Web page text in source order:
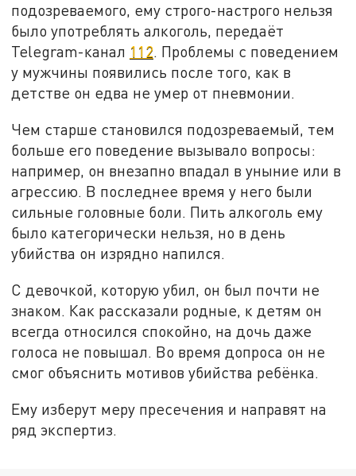
подозреваемого, ему строго-настрого нельзя
было употреблять алкоголь, передаёт
Telegram-канал 112. Проблемы с поведением
у мужчины появились после того, как в
детстве он едва не умер от пневмонии.
Чем старше становился подозреваемый, тем
больше его поведение вызывало вопросы:
например, он внезапно впадал в уныние или в
агрессию. В последнее время у него были
сильные головные боли. Пить алкоголь ему
было категорически нельзя, но в день
убийства он изрядно напился.
С девочкой, которую убил, он был почти не
знаком. Как рассказали родные, к детям он
всегда относился спокойно, на дочь даже
голоса не повышал. Во время допроса он не
смог объяснить мотивов убийства ребёнка.
Ему изберут меру пресечения и направят на
ряд экспертиз.